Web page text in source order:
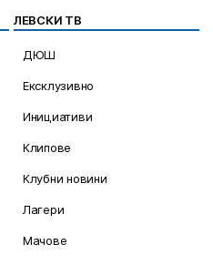
ЛЕВСКИ ТВ
ДЮШ
Ексклузивно
Инициативи
Клипове
Клубни новини
Лагери
Мачове